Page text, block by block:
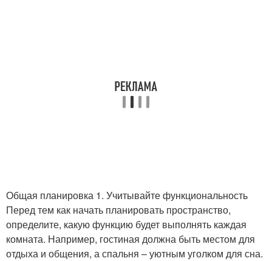
Общая планировка 1. Учитывайте функциональность
Перед тем как начать планировать пространство,
определите, какую функцию будет выполнять каждая
комната. Например, гостиная должна быть местом для
отдыха и общения, а спальня – уютным уголком для сна.